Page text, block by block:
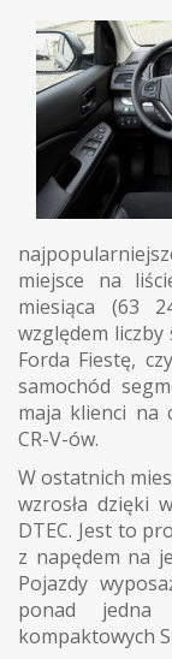
miejsce na
miesiąca (63
względem
Forda Fiestę,
samochód
maja klienci na
CR-V-ów.
W ostatnich
wzrosła dzięki
DTEC. Jest to
z napędem na
Pojazdy
ponad jedna
kompaktowych